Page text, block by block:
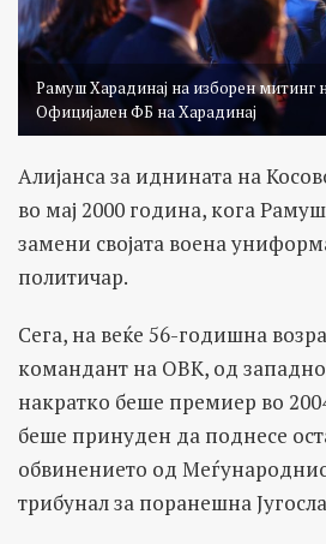
Рамуш Харадинај на изборен митинг
Официјален ФБ на Харадинај
Алијанса за иднината на
во мај 2000 година, кога
замени својата воена
политичар.
Сега, на веќе 56-годишна
командант на ОВК, од
накратко беше премиер во
беше принуден да поднесе
обвинението од
трибунал за поранешна